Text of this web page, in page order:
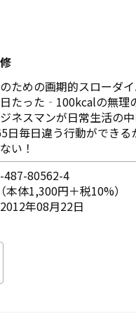
ための画期的スローダ
たった‐100kcalの無理
ネスマンが日常生活の
日毎日違う行動ができ
い！
487-80562-4
体1,300円＋税10%）
年08月22日